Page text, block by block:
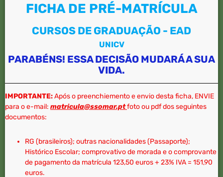
FICHA DE PRÉ-MATRÍCULA
CURSOS DE GRADUAÇÃO - EAD
UNICV
PARABÉNS! ESSA DECISÃO MUDARÁ A SUA
VIDA.
IMPORTANTE:Após o preenchiemento e envio desta ficha, ENVIE
para o e-mail: matricula@ssomar.ptfoto ou pdf dos seguintes
documentos:
RG (brasileiros); outras nacionalidades (Passaporte);
Histórico Escolar; comprovativo de morada e o comprovante
de pagamento da matrícula 123,50 euros + 23% IVA = 151,90
euros.